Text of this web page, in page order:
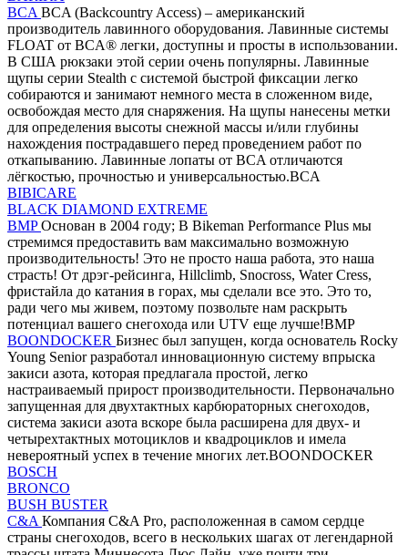
BCA BCA (Backcountry Access) – американский
производитель лавинного оборудования. Лавинные системы
FLOAT от BCA® легки, доступны и просты в использовании.
В США рюкзаки этой серии очень популярны. Лавинные
щупы серии Stealth с системой быстрой фиксации легко
собираются и занимают немного места в сложенном виде,
освобождая место для снаряжения. На щупы нанесены метки
для определения высоты снежной массы и/или глубины
нахождения пострадавшего перед проведением работ по
откапыванию. Лавинные лопаты от BCA отличаются
лёгкостью, прочностью и универсальностью.BCA
BIBICARE
BLACK DIAMOND EXTREME
BMPОснован в 2004 году; В Bikeman Performance Plus мы
стремимся предоставить вам максимально возможную
производительность! Это не просто наша работа, это наша
страсть! От дрэг-рейсинга, Hillclimb, Snocross, Water Cress,
фристайла до катания в горах, мы сделали все это. Это то,
ради чего мы живем, поэтому позвольте нам раскрыть
потенциал вашего снегохода или UTV еще лучше!BMP
BOONDOCKER Бизнес был запущен, когда основатель Rocky
Young Senior разработал инновационную систему впрыска
закиси азота, которая предлагала простой, легко
настраиваемый прирост производительности. Первоначально
запущенная для двухтактных карбюраторных снегоходов,
система закиси азота вскоре была расширена для двух- и
четырехтактных мотоциклов и квадроциклов и имела
невероятный успех в течение многих лет.BOONDOCKER
BOSCH
BRONCO
BUSH BUSTER
C&A Компания C&A Pro, расположенная в самом сердце
страны снегоходов, всего в нескольких шагах от легендарной